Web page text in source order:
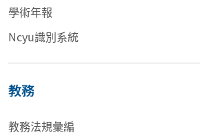
學術年報
Ncyu識別系統
教務
教務法規彙編